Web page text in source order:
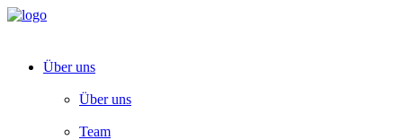
Über uns
Über uns
Team